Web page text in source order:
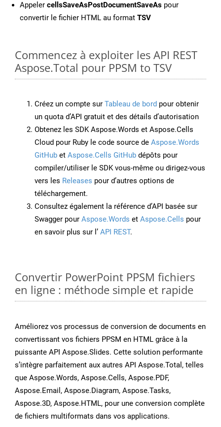
Appeler cellsSaveAsPostDocumentSaveAs pour
convertir le fichier HTML au format TSV
Commencez à exploiter les API REST
Aspose.Total pour PPSM to TSV
Créez un compte sur Tableau de bord pour obtenir
un quota d’API gratuit et des détails d’autorisation
Obtenez les SDK Aspose.Words et Aspose.Cells
Cloud pour Ruby le code source de Aspose.Words
GitHub et Aspose.Cells GitHub dépôts pour
compiler/utiliser le SDK vous-même ou dirigez-vous
vers les Releases pour d’autres options de
téléchargement.
Consultez également la référence d’API basée sur
Swagger pour Aspose.Words et Aspose.Cells pour
en savoir plus sur l’ API REST.
Convertir PowerPoint PPSM fichiers
en ligne : méthode simple et rapide
Améliorez vos processus de conversion de documents en
convertissant vos fichiers PPSM en HTML grâce à la
puissante API Aspose.Slides. Cette solution performante
s’intègre parfaitement aux autres API Aspose.Total, telles
que Aspose.Words, Aspose.Cells, Aspose.PDF,
Aspose.Email, Aspose.Diagram, Aspose.Tasks,
Aspose.3D, Aspose.HTML, pour une conversion complète
de fichiers multiformats dans vos applications.